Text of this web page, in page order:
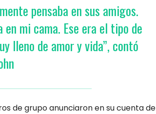
pensaba en sus amigos.
mi cama. Ese era el tipo de
lleno de amor y vida”, contó
de grupo anunciaron en su cuenta de